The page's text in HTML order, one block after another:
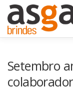
Setembro